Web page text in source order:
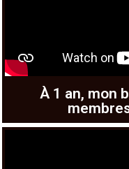
À 1 an, mon